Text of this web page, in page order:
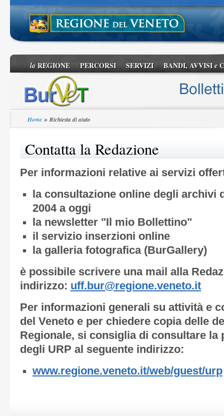
laREGIONE PERCORSI SERVIZI BANDI, AVVISIe
Home » Richiesta di aiuto
Contatta la Redazione
Per informazioni relative ai servizi
la consultazione online degli archivi
2004 a oggi
la newsletter "Il mio Bollettino"
il servizio inserzioni online
la galleria fotografica (BurGallery)
è possibile scrivere una mail alla
indirizzo: uff.bur@regione.veneto.it
Per informazioni generali su attività e
del Veneto e per chiedere copia delle
Regionale, si consiglia di consultare la
degli URP al seguente indirizzo:
www.regione.veneto.it/web/guest/urp